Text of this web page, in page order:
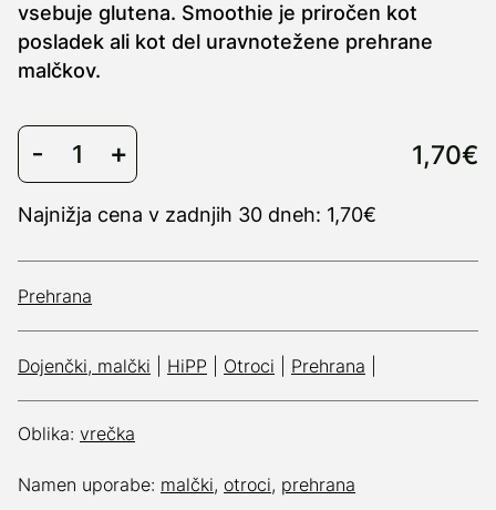
vsebuje glutena. Smoothie je priročen kot
posladek ali kot del uravnotežene prehrane
malčkov.
1,70€
Najnižja cena v zadnjih 30 dneh: 1,70€
Prehrana
Dojenčki, malčki HiPP Otroci Prehrana
Oblika: vrečka
Namen uporabe: malčki, otroci, prehrana